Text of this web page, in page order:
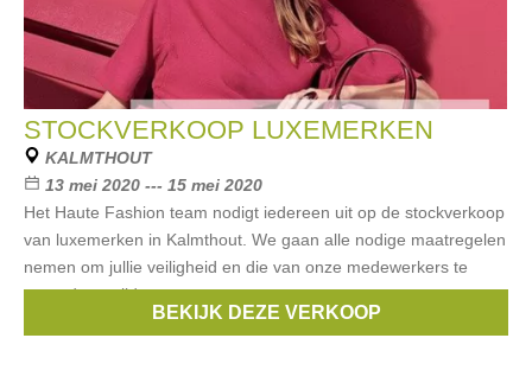
STOCKVERKOOP LUXEMERKEN
KALMTHOUT
13 mei 2020 --- 15 mei 2020
Het Haute Fashion team nodigt iedereen uit op de stockverkoop
van luxemerken in Kalmthout. We gaan alle nodige maatregelen
nemen om jullie veiligheid en die van onze medewerkers te
garanderen tijdens onze
Guess,Diesel ,Liu Jo , Ungaro,Bikkembergs
BEKIJK DEZE VERKOOP